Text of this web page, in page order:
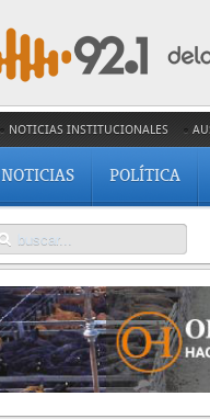
NOTICIAS INSTITUCIONALES
NOTICIAS POLÍTICA